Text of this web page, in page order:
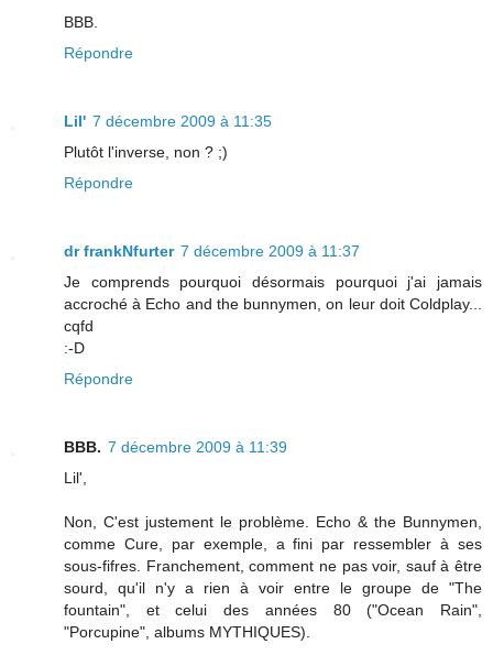
BBB.
Répondre
Lil' 7 décembre 2009 à 11:35
Plutôt l'inverse, non ? ;)
Répondre
dr frankNfurter 7 décembre 2009 à 11:37
Je comprends pourquoi désormais pourquoi j'ai jamais
accroché à Echo and the bunnymen, on leur doit Coldplay...
cqfd
:-D
Répondre
BBB. 7 décembre 2009 à 11:39
Lil',
Non, C'est justement le problème. Echo & the Bunnymen,
comme Cure, par exemple, a fini par ressembler à ses
sous-fifres. Franchement, comment ne pas voir, sauf à être
sourd, qu'il n'y a rien à voir entre le groupe de "The
fountain", et celui des années 80 ("Ocean Rain",
"Porcupine", albums MYTHIQUES).